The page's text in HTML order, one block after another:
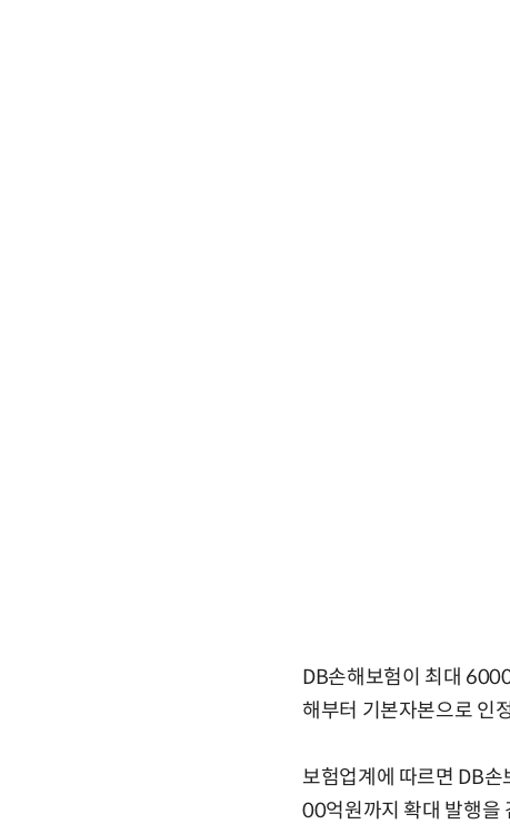
DB손해보험이 최대
해부터 기본자본으로 인
보험업계에 따르면 DB
00억원까지 확대 발행을